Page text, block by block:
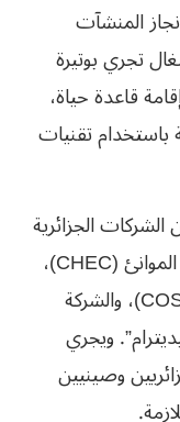
المنشآت
تجري بوتيرة
قاعدة حياة،
باستخدام تقنيات
الجزائرية
والصينية، تشمل شركة الصين لهندسة الموانئ (CHEC)،
كوسيدار للأشغال العمومية (COSIDER TP)، والشركة
ويجري
وصينيين